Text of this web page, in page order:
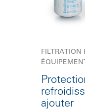
FILTRATION
ajouter